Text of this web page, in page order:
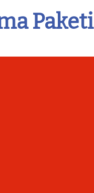
Internet
Paketi